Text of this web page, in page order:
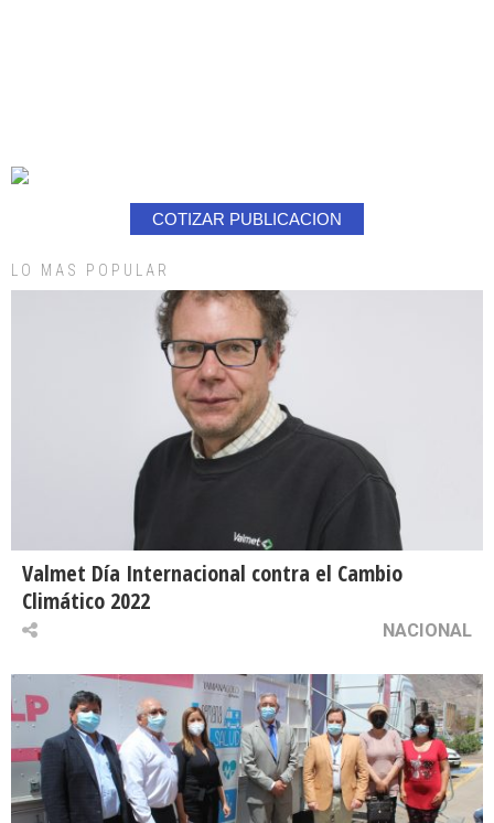
COTIZAR PUBLICACION
LO MAS POPULAR
Valmet Día Internacional contra el Cambio
Climático 2022
NACIONAL